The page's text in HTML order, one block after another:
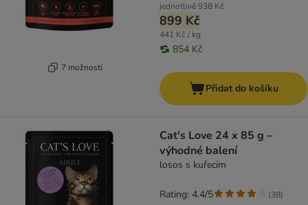
7 možností
jednotlivě938 Kč
899 Kč
441 Kč / kg
854 Kč
Přidat do košíku
Cat's Love 24 x 85 g –
výhodné balení
losos s kuřecím
Rating: 4.4/5 (38)